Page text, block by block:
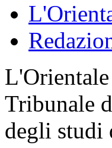
Tribunale
degli